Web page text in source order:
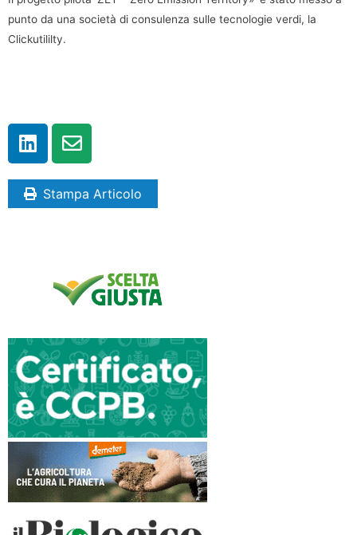
punto da una società di consulenza sulle tecnologie verdi, la
Clickutililty.
Stampa Articolo